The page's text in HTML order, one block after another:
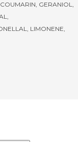
GERANIOL,
LIMONENE,